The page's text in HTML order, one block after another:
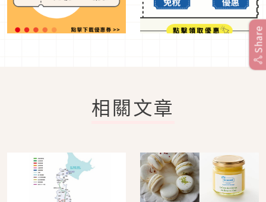
相關文章
Share